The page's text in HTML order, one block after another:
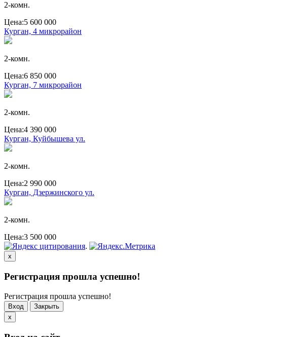
2-комн.
Цена:5 600 000
Курган, 4 микрорайон
2-комн.
Цена:6 850 000
Курган, 7 микрорайон
2-комн.
Цена:4 390 000
Курган, Куйбышева ул.
2-комн.
Цена:2 990 000
Курган, Дзержинского ул.
2-комн.
Цена:3 500 000
.
x
Регистрация прошла успешно!
Регистрация прошла успешно!
Вход
Закрыть
x